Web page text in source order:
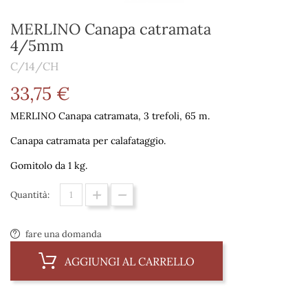
MERLINO Canapa catramata
4/5mm
C/14/CH
33,75 €
MERLINO Canapa catramata, 3 trefoli, 65 m.
Canapa catramata per calafataggio.
Gomitolo da 1 kg.
Quantità:
fare una domanda
AGGIUNGI AL CARRELLO